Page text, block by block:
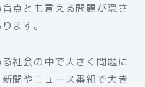
点とも言える問題が隠さ
ます。
社会の中で大きく問題に
聞やニュース番組で大き